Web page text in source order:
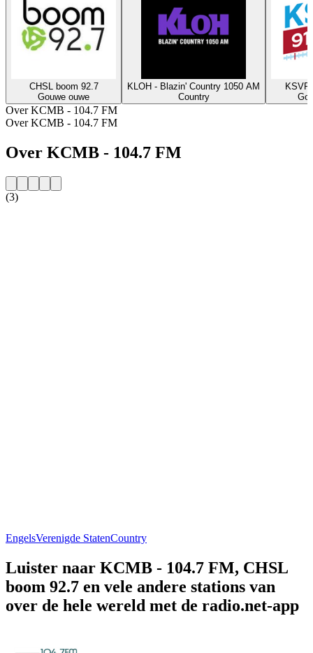
CHSL boom 92.7
Gouwe ouwe
KLOH - Blazin' Country 1050 AM
Country
Over KCMB - 104.7 FM
Over KCMB - 104.7 FM
Over KCMB - 104.7 FM
(3)
EngelsVerenigde StatenCountry
Luister naar KCMB - 104.7 FM, CHSL
boom 92.7 en vele andere stations van
over de hele wereld met de radio.net-app